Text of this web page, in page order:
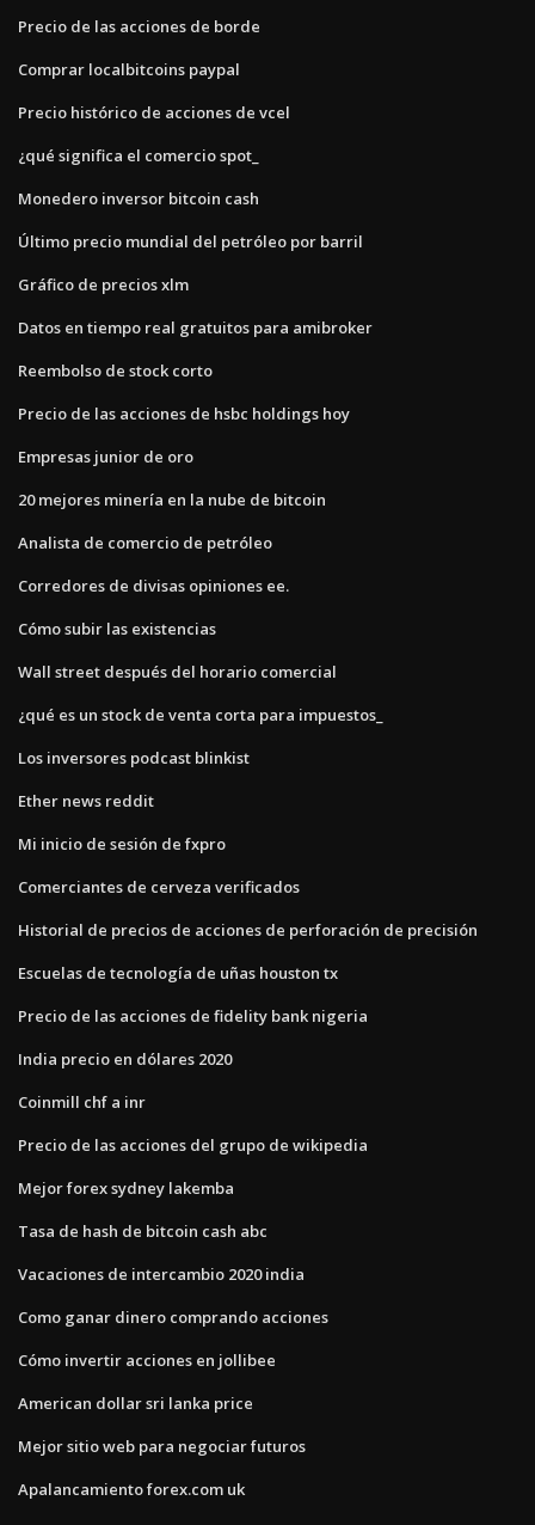
Precio de las acciones de borde
Comprar localbitcoins paypal
Precio histórico de acciones de vcel
¿qué significa el comercio spot_
Monedero inversor bitcoin cash
Último precio mundial del petróleo por barril
Gráfico de precios xlm
Datos en tiempo real gratuitos para amibroker
Reembolso de stock corto
Precio de las acciones de hsbc holdings hoy
Empresas junior de oro
20 mejores minería en la nube de bitcoin
Analista de comercio de petróleo
Corredores de divisas opiniones ee.
Cómo subir las existencias
Wall street después del horario comercial
¿qué es un stock de venta corta para impuestos_
Los inversores podcast blinkist
Ether news reddit
Mi inicio de sesión de fxpro
Comerciantes de cerveza verificados
Historial de precios de acciones de perforación de precisión
Escuelas de tecnología de uñas houston tx
Precio de las acciones de fidelity bank nigeria
India precio en dólares 2020
Coinmill chf a inr
Precio de las acciones del grupo de wikipedia
Mejor forex sydney lakemba
Tasa de hash de bitcoin cash abc
Vacaciones de intercambio 2020 india
Como ganar dinero comprando acciones
Cómo invertir acciones en jollibee
American dollar sri lanka price
Mejor sitio web para negociar futuros
Apalancamiento forex.com uk